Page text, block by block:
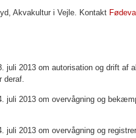
Akvakultur i Vejle. Kontakt
juli 2013 om autorisation og drift af
deraf.
juli 2013 om overvågning og
juli 2013 om overvågning og